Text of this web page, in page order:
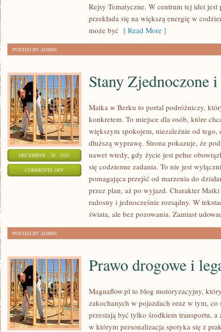
Rejsy Tematyczne. W centrum tej idei jest
przekłada się na większą energię w
może być [ Read More ]
POSTED BY ADMIN
DECEMBER - 20 - 2025
COMMENTS OFFON
ZJEDNOCZONE
CHORWACJA
Stany Zjednoczone
Matka w Berku to portal podróżniczy,
konkretem. To miejsce dla osób, które
większym spokojem, niezależnie od
dłuższą wyprawę. Strona pokazuje, że
nawet wtedy, gdy życie jest pełne
się codzienne zadania. To nie jest
pomagająca przejść od marzenia do
przez plan, aż po wyjazd. Charakter
radosny i jednocześnie rozsądny. W
świata, ale bez pozowania. Zamiast
POSTED BY ADMIN
Prawo drogowe i
Magnaflow.pl to blog motoryzacyjny,
zakochanych w pojazdach oraz w tym,
przestają być tylko środkiem transportu, a
w którym personalizacja spotyka się z